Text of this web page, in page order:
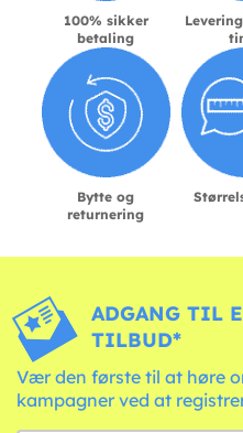
100% sikker
betaling
Bytte og
returnering
ADGANG TIL
TILBUD*
Vær den første til at høre
kampagner ved at